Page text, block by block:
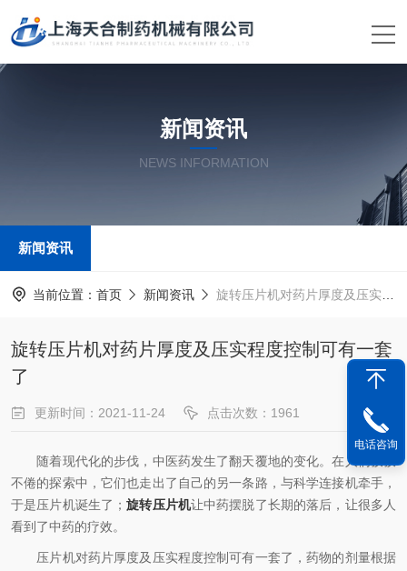
新闻资讯
NEWS INFORMATION
新闻资讯
当前位置： 首页 新闻资讯 旋转压片机对药片厚度及压实程度控制可有一套了
旋转压片机对药片厚度及压实程度控制可有一套
了
更新时间：2021-11-24 点击次数：1961
随着现代化的步伐，中医药发生了翻天覆地的变化。在人们孜孜
不倦的探索中，它们也走出了自己的另一条路，与科学连接机牵手，
于是压片机诞生了；旋转压片机让中药摆脱了长期的落后，让很多人
看到了中药的疗效。
压片机对药片厚度及压实程度控制可有一套了，药物的剂量根据
电话咨询